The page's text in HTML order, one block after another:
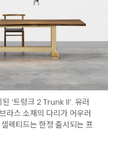
‘트렁크 2 Trunk II’. 유러
라스 소재의 다리가 어우러
렉티드는 한정 출시되는 프